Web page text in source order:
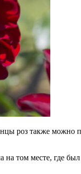
роз также можно
том месте, где был